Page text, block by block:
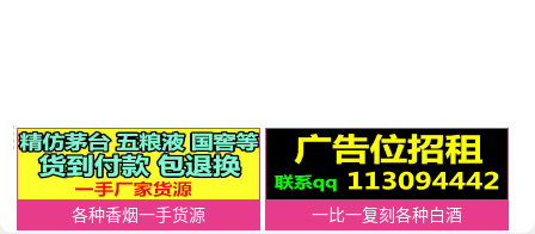
各种香烟一手货源 一比一复刻各种白酒